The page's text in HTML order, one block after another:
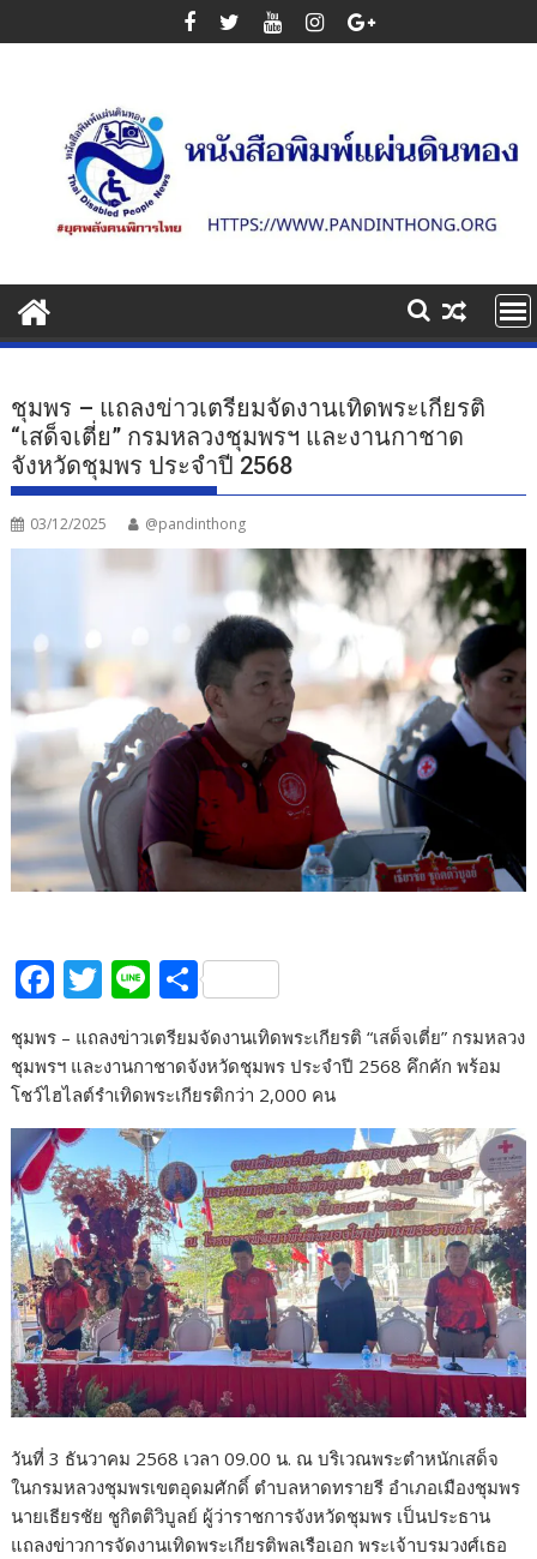
to
ชุมพร – แถลงข่าวเตรียมจัดงานเทิดพระเกียรติ
“เสด็จเตี่ย” กรมหลวงชุมพรฯ และงานกาชาด
จังหวัดชุมพร ประจำปี 2568
03/12/2025 @pandinthong
F
e
b
o
o
k
T
w
itt
er
Li
n
e
S
h
ar
e
ชุมพร – แถลงข่าวเตรียมจัดงานเทิดพระเกียรติ “เสด็จเตี่ย” กรมหลวง
ชุมพรฯ และงานกาชาดจังหวัดชุมพร ประจำปี 2568 คึกคัก พร้อม
โชว์ไฮไลต์รำเทิดพระเกียรติกว่า 2,000 คน
วันที่ 3 ธันวาคม 2568 เวลา 09.00 น. ณ บริเวณพระตำหนักเสด็จ
ในกรมหลวงชุมพรเขตอุดมศักดิ์ ตำบลหาดทรายรี อำเภอเมืองชุมพร
นายเธียรชัย ชูกิตติวิบูลย์ ผู้ว่าราชการจังหวัดชุมพร เป็นประธาน
แถลงข่าวการจัดงานเทิดพระเกียรติพลเรือเอก พระเจ้าบรมวงศ์เธอ